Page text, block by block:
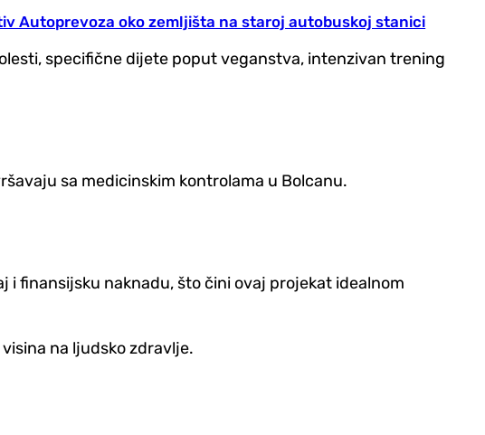
Autoprevoza oko zemljišta na staroj autobuskoj stanici
specifične dijete poput veganstva, intenzivan trening
sa medicinskim kontrolama u Bolcanu.
finansijsku naknadu, što čini ovaj projekat idealnom
na ljudsko zdravlje.